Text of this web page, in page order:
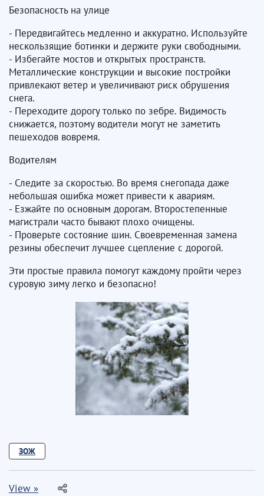
Безопасность на улице
- Передвигайтесь медленно и аккуратно. Используйте
нескользящие ботинки и держите руки свободными.
- Избегайте мостов и открытых пространств.
Металлические конструкции и высокие постройки
привлекают ветер и увеличивают риск обрушения
снега.
- Переходите дорогу только по зебре. Видимость
снижается, поэтому водители могут не заметить
пешеходов вовремя.
Водителям
- Следите за скоростью. Во время снегопада даже
небольшая ошибка может привести к авариям.
- Езжайте по основным дорогам. Второстепенные
магистрали часто бывают плохо очищены.
- Проверьте состояние шин. Своевременная замена
резины обеспечит лучшее сцепление с дорогой.
Эти простые правила помогут каждому пройти через
суровую зиму легко и безопасно!
ЗОЖ
View »